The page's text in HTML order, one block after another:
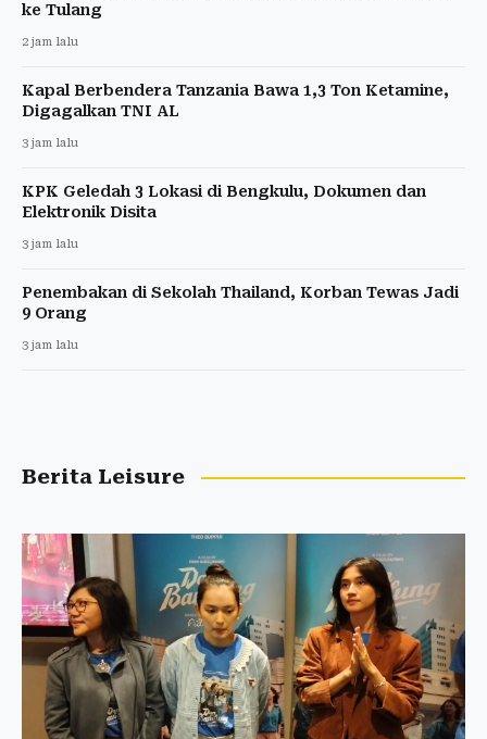
ke Tulang
2 jam lalu
Kapal Berbendera Tanzania Bawa 1,3 Ton Ketamine,
Digagalkan TNI AL
3 jam lalu
KPK Geledah 3 Lokasi di Bengkulu, Dokumen dan
Elektronik Disita
3 jam lalu
Penembakan di Sekolah Thailand, Korban Tewas Jadi
9 Orang
3 jam lalu
Berita Leisure